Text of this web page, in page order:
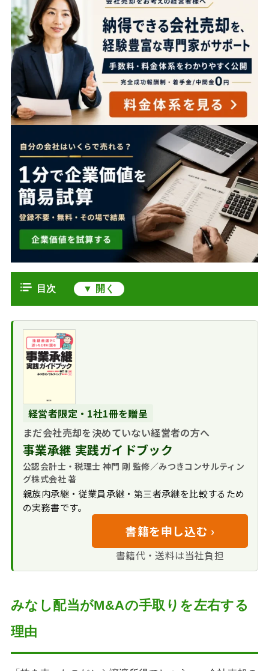
目次
る理由
みなし配当が発生する主なケース
の合併・会社分割）
会社清算による残
余財産の分配
資本剰余金からの
配当・有償減資
個人株主と法人株主で手取りはこう
ーは総合課税のリスク
法人株主は受取配
当等の益金不算入が使
える
書の実務
みなし配当の計算方法
自己株式取得の具
体例
非上場株式は株価
会社売却前にできるみなし配当対策
相続した非上場株
式を発行会社へ譲渡す
る特例
ならみなし配当は生じ
現場で見落とされ
やすい判断軸
みなし配当に関するFAQ
会社売却でみなし配当を味方につけ
るための実務整理
経営者限定・1社1冊を贈呈
まだ会社売却を決めていない経営者の方へ
事業承継 実践ガイドブック
公認会計士・税理士 神門 剛 監修／みつきコンサルティン
グ株式会社 著
親族内承継・従業員承継・第三者承継を比較するため
の実務書です。
書籍を申し込む ›
書籍代・送料は当社負担
みなし配当がM&Aの手取りを左右する
理由